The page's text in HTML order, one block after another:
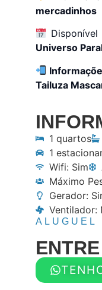
mercadinhos
Universo
Tailuza
1 quartos
1
Wifi: Sim
Máximo
Gerador:
Ventilador:
ALUGUEL